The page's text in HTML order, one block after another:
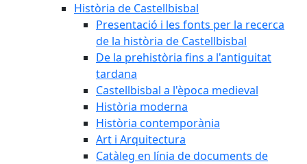
Història de Castellbisbal
Presentació i les fonts per la recerca
de la història de Castellbisbal
De la prehistòria fins a l'antiguitat
tardana
Castellbisbal a l'època medieval
Història moderna
Història contemporània
Art i Arquitectura
Catàleg en línia de documents de